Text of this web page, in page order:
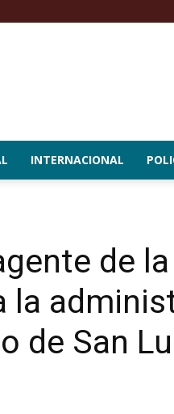
INTERNACIONAL
de
la
de San